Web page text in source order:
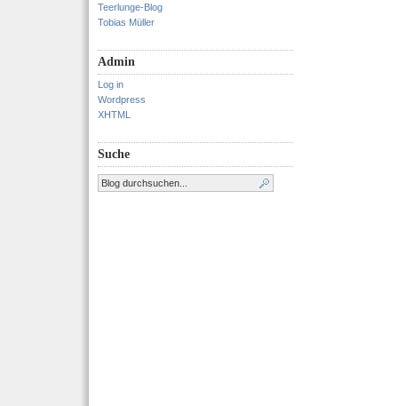
Teerlunge-Blog
Tobias Müller
Admin
Log in
Wordpress
XHTML
Suche